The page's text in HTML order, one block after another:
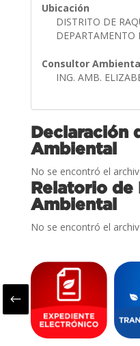
Ubicación
DISTRITO DE
DEPARTAMENTO
Consultor
ING. AMB.
Declaración
Ambiental
No se encontró el
Relatorio de
Ambiental
No se encontró el
#